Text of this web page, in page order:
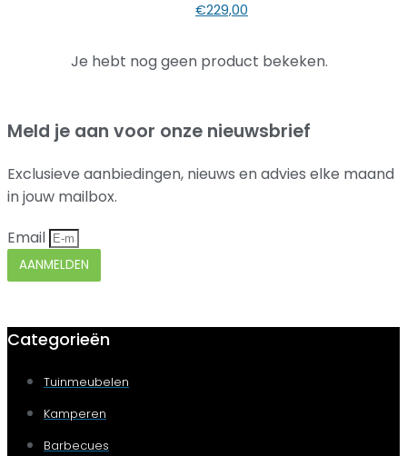
€229,00
Je hebt nog geen product bekeken.
Meld je aan voor onze nieuwsbrief
Exclusieve aanbiedingen, nieuws en advies elke maand
in jouw mailbox.
Email
AANMELDEN
Categorieën
Tuinmeubelen
Kamperen
Barbecues